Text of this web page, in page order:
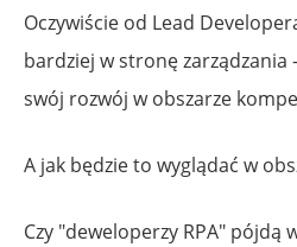
Oczywiście od Lead
bardziej w stronę zarządzania
swój rozwój w obszarze
A jak będzie to wyglądać w
Czy "deweloperzy RPA" pójdą